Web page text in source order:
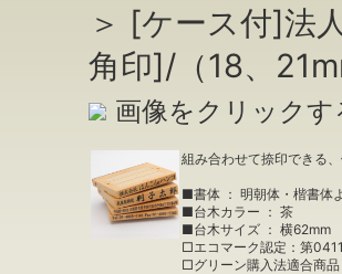
＞ [ケース付]
角印]/（18、
画像をクリック
組み合わせて捺印できる、
■書体 ： 明朝体・楷書体
■台木カラー ： 茶
■台木サイズ ： 横62mm
□エコマーク認定：第
□グリーン購入法適合商品